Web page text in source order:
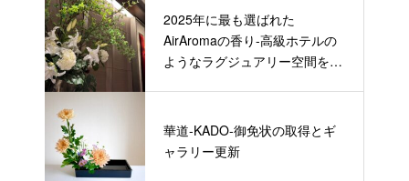
2025年に最も選ばれた
AirAromaの香り-高級ホテルの
ようなラグジュアリー空間を作
華道-KADO-御免状の取得とギ
ャラリー更新